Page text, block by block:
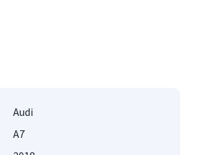
Audi
A7